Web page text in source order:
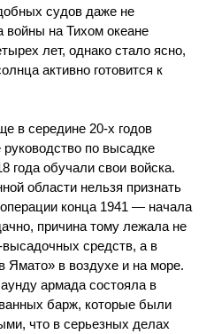
судов даже не
войны на Тихом океане
лет, однако стало ясно,
активно готовится к
в середине 20-х годов
по высадке
года обучали свои войска.
области нельзя признать
конца 1941 — начала
причина тому лежала не
средств, а в
Ямато» в воздухе и на море.
армада состояла в
барж, которые были
что в серьезных делах